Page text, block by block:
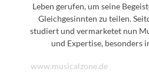
Leben gerufen, um seine
Gleichgesinnten zu teilen.
studiert und vermarketet nun
und Expertise, besonders
www.musicalzone.de